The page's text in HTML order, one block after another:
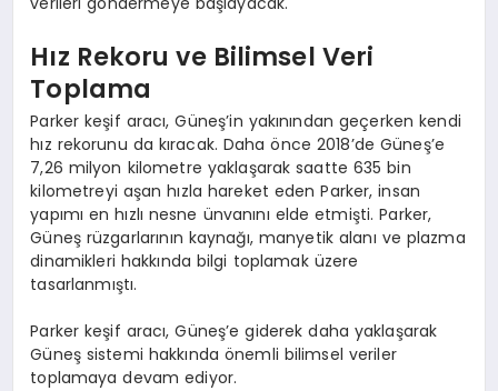
Hız Rekoru ve Bilimsel Veri
Toplama
Parker keşif aracı, Güneş’in yakınından geçerken kendi
hız rekorunu da kıracak. Daha önce 2018’de Güneş’e
7,26 milyon kilometre yaklaşarak saatte 635 bin
kilometreyi aşan hızla hareket eden Parker, insan
yapımı en hızlı nesne ünvanını elde etmişti. Parker,
Güneş rüzgarlarının kaynağı, manyetik alanı ve plazma
dinamikleri hakkında bilgi toplamak üzere
tasarlanmıştı.
Parker keşif aracı, Güneş’e giderek daha yaklaşarak
Güneş sistemi hakkında önemli bilimsel veriler
toplamaya devam ediyor.